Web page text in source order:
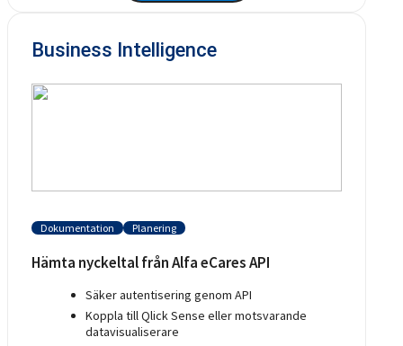
Business Intelligence
Dokumentation Planering
Hämta nyckeltal från Alfa eCares API
Säker autentisering genom API
Koppla till Qlick Sense eller motsvarande
datavisualiserare